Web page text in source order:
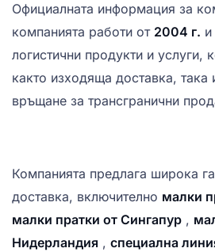
Официалната информация за
компанията работи от 2004 г.
логистични продукти и услуги,
както изходяща доставка, така
връщане за трансгранични
Компанията предлага широка
доставка, включително малки
малки пратки от Сингапур ,
Нидерландия , специална